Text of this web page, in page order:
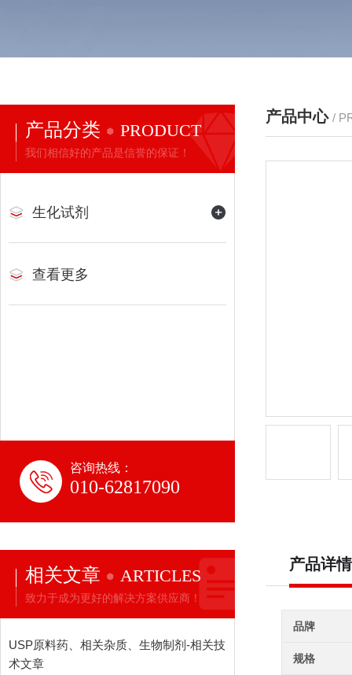
产品分类 PRODUCT
我们相信好的产品是信誉的保证！
生化试剂
查看更多
咨询热线：
010-62817090
相关文章 ARTICLES
致力于成为更好的解决方案供应商！
USP原料药、相关杂质、生物制剂-相关技
术文章
产品中心 /
产品详情
品牌
规格